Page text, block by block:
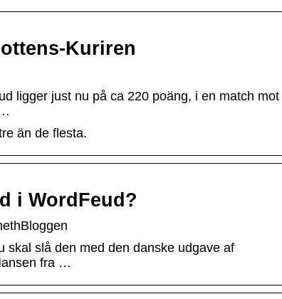
Kuriren
ligger just nu på ca 220 poäng, i en match mot
än de flesta.
i WordFeud?
slå den med den danske udgave af
fra …